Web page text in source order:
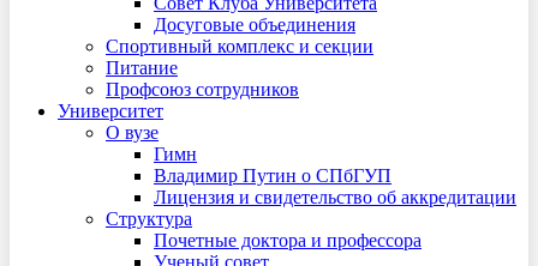
Досуговые объединения
Спортивный комплекс и секции
Питание
Профсоюз сотрудников
Университет
О вузе
Гимн
Владимир Путин о СПбГУП
Лицензия и свидетельство об аккредитации
Структура
Почетные доктора и профессора
Ученый совет